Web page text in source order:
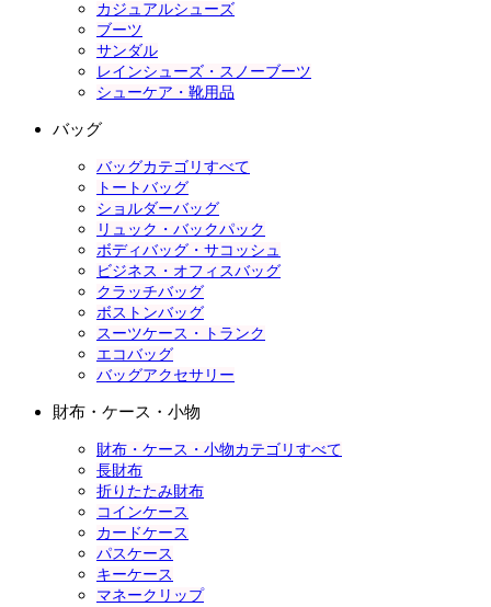
カジュアルシューズ
ブーツ
サンダル
レインシューズ・スノーブーツ
シューケア・靴用品
バッグ
バッグカテゴリすべて
トートバッグ
ショルダーバッグ
リュック・バックパック
ボディバッグ・サコッシュ
ビジネス・オフィスバッグ
クラッチバッグ
ボストンバッグ
スーツケース・トランク
エコバッグ
バッグアクセサリー
財布・ケース・小物
財布・ケース・小物カテゴリすべて
長財布
折りたたみ財布
コインケース
カードケース
パスケース
キーケース
マネークリップ